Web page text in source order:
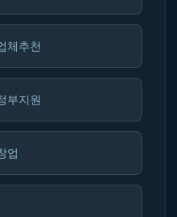
체추천
부지원
업